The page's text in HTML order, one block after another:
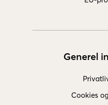
Generel
Cookies